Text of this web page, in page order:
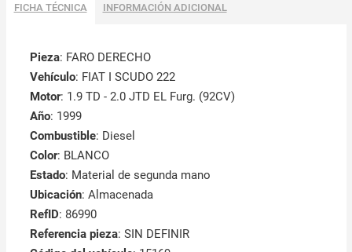
FICHA TÉCNICA INFORMACIÓN ADICIONAL
Pieza: FARO DERECHO
Vehículo: FIAT I SCUDO 222
Motor: 1.9 TD - 2.0 JTD EL Furg. (92CV)
Año: 1999
Combustible: Diesel
Color: BLANCO
Estado: Material de segunda mano
Ubicación: Almacenada
RefID: 86990
Referencia pieza: SIN DEFINIR